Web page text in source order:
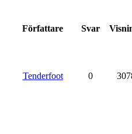
Författare Svar
Tenderfoot 0